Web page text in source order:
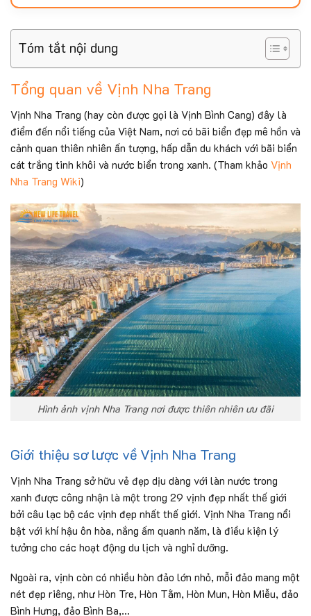
Tóm tắt nội dung
Tổng quan về Vịnh Nha Trang
Vịnh Nha Trang (hay còn được gọi là Vịnh Bình Cang) đây là
điểm đến nổi tiếng của Việt Nam, nơi có bãi biển đẹp mê hồn và
cảnh quan thiên nhiên ấn tượng, hấp dẫn du khách với bãi biển
cát trắng tinh khôi và nước biển trong xanh. (Tham khảo Vịnh
Nha Trang Wiki)
Hình ảnh vịnh Nha Trang nơi được thiên nhiên ưu đãi
Giới thiệu sơ lược về Vịnh Nha Trang
Vịnh Nha Trang sở hữu vẻ đẹp dịu dàng với làn nước trong
xanh được công nhận là một trong 29 vịnh đẹp nhất thế giới
bởi câu lạc bộ các vịnh đẹp nhất thế giới. Vịnh Nha Trang nổi
bật với khí hậu ôn hòa, nắng ấm quanh năm, là điều kiện lý
tưởng cho các hoạt động du lịch và nghỉ dưỡng.
Ngoài ra, vịnh còn có nhiều hòn đảo lớn nhỏ, mỗi đảo mang một
nét đẹp riêng, như Hòn Tre, Hòn Tằm, Hòn Mun, Hòn Miễu, đảo
Bình Hưng, đảo Bình Ba,…